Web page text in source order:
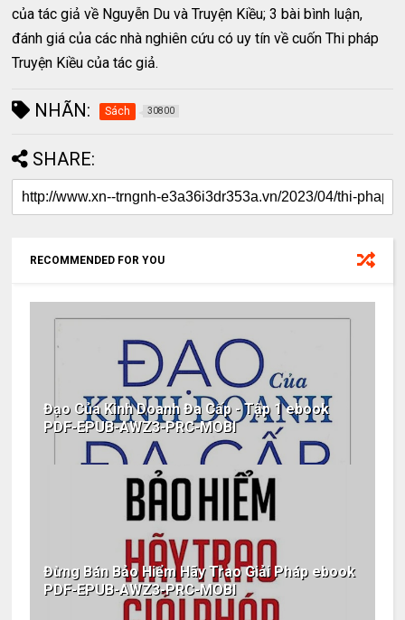
của tác giả về Nguyễn Du và Truyện Kiều; 3 bài bình luận,
đánh giá của các nhà nghiên cứu có uy tín về cuốn Thi pháp
Truyện Kiều của tác giả.
NHÃN: Sách 30800
SHARE:
RECOMMENDED FOR YOU
Đạo Của Kinh Doanh Đa Cấp - Tập 1 ebook
PDF-EPUB-AWZ3-PRC-MOBI
Đừng Bán Bảo Hiểm Hãy Trao Giải Pháp ebook
PDF-EPUB-AWZ3-PRC-MOBI